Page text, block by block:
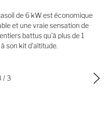
de 6 kW est économique
et une vraie sensation de
battus qu'à plus de 1
son kit d'altitude.
/ 3